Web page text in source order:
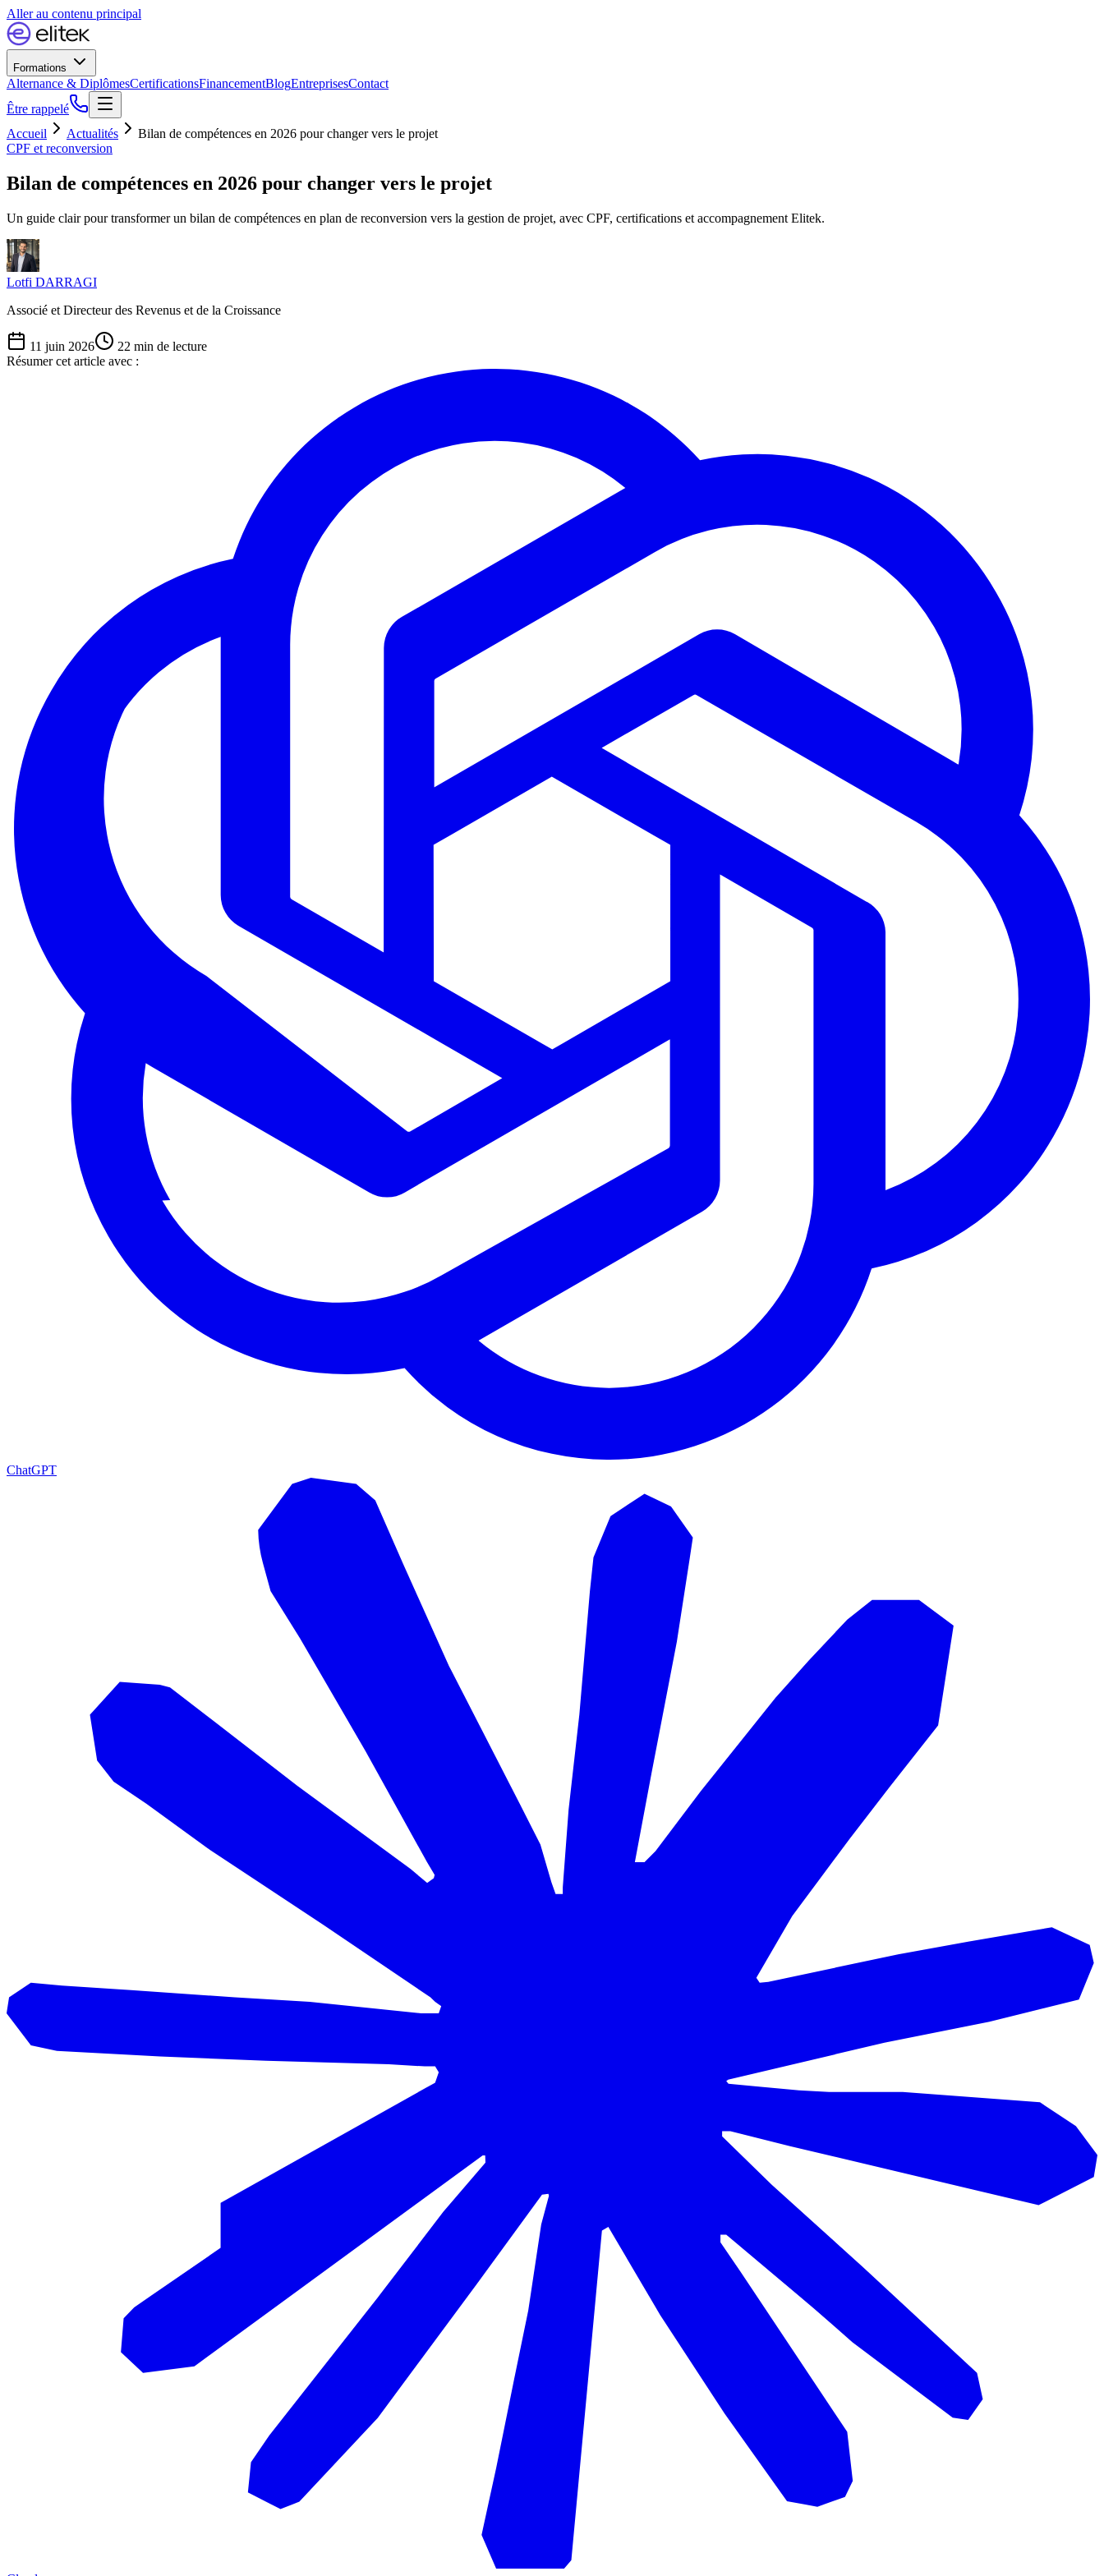
Aller au contenu principal
Formations
Alternance & DiplômesCertificationsFinancementBlogEntreprisesContact
Être rappelé
Accueil
Actualités
Bilan de compétences en 2026 pour changer vers le projet
CPF et reconversion
Bilan de compétences en 2026 pour changer vers le projet
Un guide clair pour transformer un bilan de compétences en plan de reconversion vers la gestion de projet, avec CPF, certifications et accompagnement Elitek.
Lotfi DARRAGI
Associé et Directeur des Revenus et de la Croissance
11 juin 2026 22 min de lecture
Résumer cet article avec :
ChatGPT